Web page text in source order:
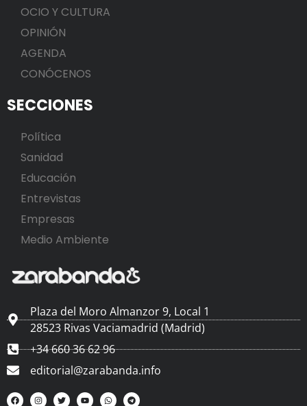
OCIO Y CULTURA
OPINIÓN
AGENDA
CONÓCENOS
SECCIONES
Política
Sanidad
Educación
Entrevistas
Empresas
Medio Ambiente
Plaza del Moro Almanzor 9, Local 1
28523 Rivas Vaciamadrid (Madrid)
+34 660 36 62 96
editorial@zarabanda.info